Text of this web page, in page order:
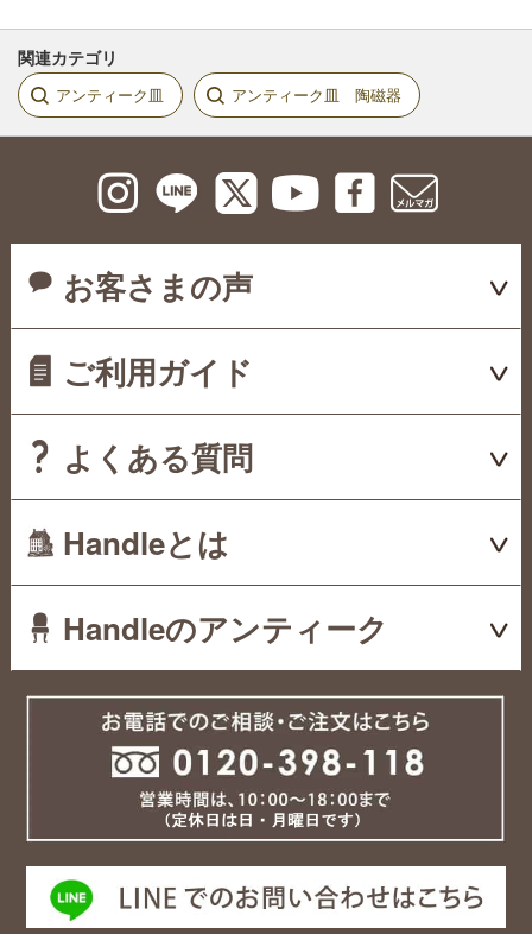
関連カテゴリ
アンティーク皿 アンティーク皿 陶磁器
お客さまの声
ご利用ガイド
よくある質問
Handleとは
Handleのアンティーク